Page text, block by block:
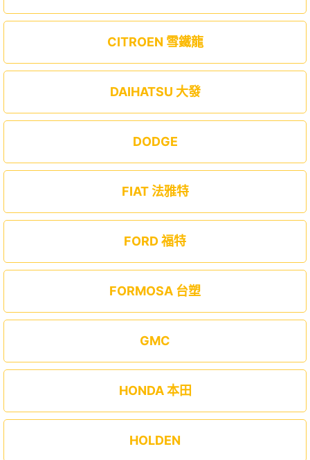
CITROEN 雪鐵龍
DAIHATSU 大發
DODGE
FIAT 法雅特
FORD 福特
FORMOSA 台塑
GMC
HONDA 本田
HOLDEN